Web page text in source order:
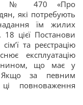
№ 470 «Про
які потребують
їм жилих
цієї Постанови
та реєстрацію
експлуатацію
що має у
Якщо за певним
повноваження